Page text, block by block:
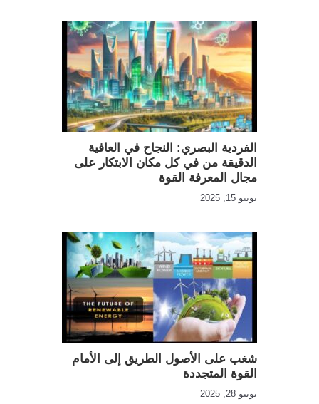
الفردية البصري: النجاح في العافية
الدقيقة من في كل مكان الابتكار على
مجال المعرفة القوة
يونيو 15, 2025
شغب على الأصول الطريق إلى الأمام
القوة المتجددة
يونيو 28, 2025